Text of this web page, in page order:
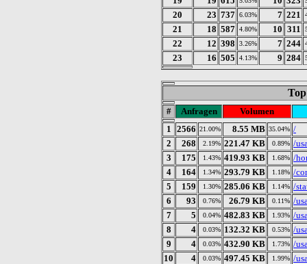
20 23 737 6.03% 7 221
21 18 587 4.80% 10 311
22 12 398 3.26% 7 244
23 16 505 4.13% 9 284
# Anfragen
Volumen
1
2566 21.00% 8.55 MB 35.04% /
2
268 2.19% 221.47 KB 0.89% /
3
175 1.43% 419.93 KB 1.68% /
4
164 1.34% 293.79 KB 1.18% /
5
159 1.30% 285.06 KB 1.14% /
6
93 0.76% 26.79 KB 0.11% /
7
5 0.04% 482.83 KB 1.93% /
8
4 0.03% 132.32 KB 0.53% /
9
4 0.03% 432.90 KB 1.73% /
10
4 0.03% 497.45 KB 1.99% /